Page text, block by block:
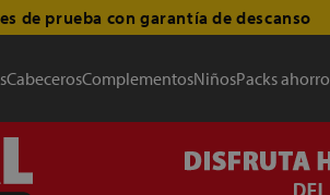
de prueba con garantía de descanso
CabecerosComplementosNiñosPacks ahorro